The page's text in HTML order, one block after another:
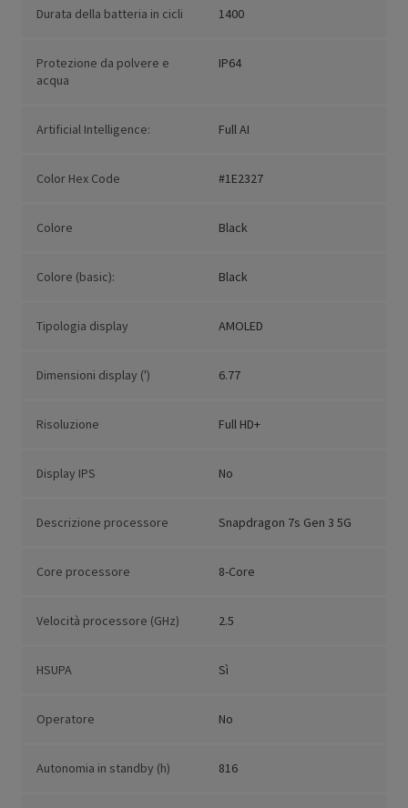
Durata della batteria in cicli 1400
Protezione da polvere e
acqua
IP64
Artificial Intelligence: Full AI
Color Hex Code #1E2327
Colore Black
Colore (basic): Black
Tipologia display AMOLED
Dimensioni display (') 6.77
Risoluzione Full HD+
Display IPS No
Descrizione processore Snapdragon 7s Gen 3 5G
Core processore 8-Core
Velocità processore (GHz) 2.5
HSUPA Sì
Operatore No
Autonomia in standby (h) 816